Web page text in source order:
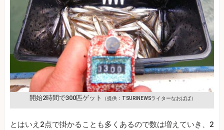
開始2時間で300匹ゲット （提供：TSURINEWSライターなおぱぱ）
とはいえ2点で掛かることも多くあるので数は増えていき、2